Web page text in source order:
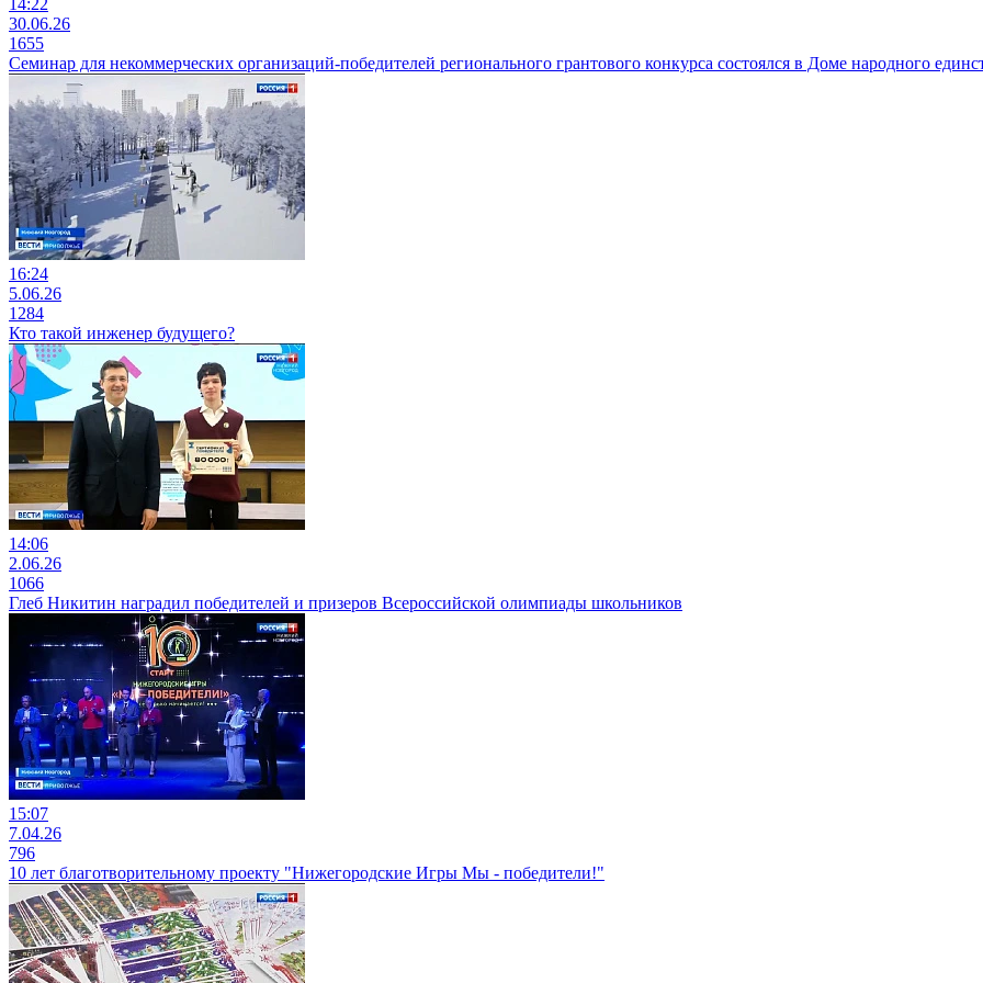
30.06.26
1655
Семинар для некоммерческих организаций-победителей регионального грантового конкурса состоялся в Доме народного
16:24
5.06.26
1284
Кто такой инженер будущего?
14:06
2.06.26
1066
Глеб Никитин наградил победителей и призеров Всероссийской олимпиады школьников
15:07
7.04.26
796
10 лет благотворительному проекту "Нижегородские Игры Мы - победители!"